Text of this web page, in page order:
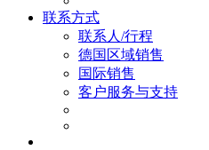
联系方式
联系人/行程
德国区域销售
国际销售
客户服务与支持